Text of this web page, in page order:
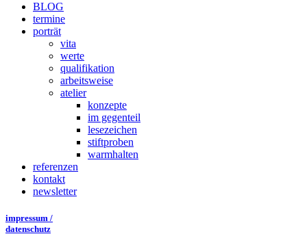
BLOG
termine
porträt
vita
werte
qualifikation
arbeitsweise
atelier
konzepte
im gegenteil
lesezeichen
stiftproben
warmhalten
referenzen
kontakt
newsletter
impressum /
datenschutz